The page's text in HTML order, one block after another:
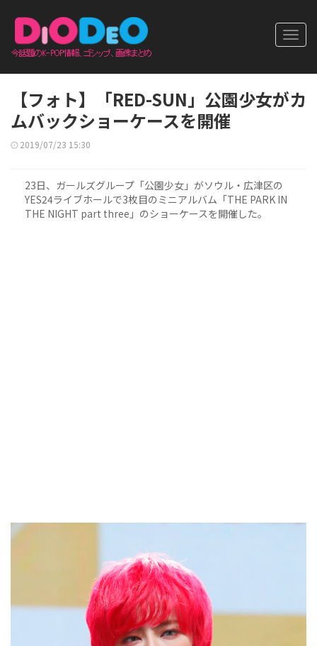
【フォト】「RED-SUN」公園少女がカ
ムバックショーケースを開催
2019/07/23 15:30
23日、ガールズグループ「公園少女」がソウル・広津区の
YES24ライブホールで3枚目のミニアルバム「THE PARK IN
THE NIGHT part three」のショーケースを開催した。